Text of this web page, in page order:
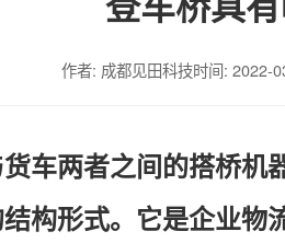
作者: 成都见田科技时间: 2022-
车两者之间的搭桥
构形式。它是企业